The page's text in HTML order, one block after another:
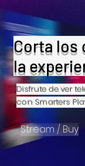
Corta los
la
Disfrute de ver
con Smarters
Stream / Buy